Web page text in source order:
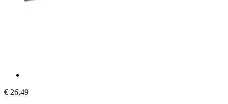
€ 26,49